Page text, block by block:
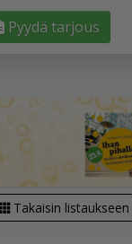
Pyydä tarjous
Takaisin listaukseen